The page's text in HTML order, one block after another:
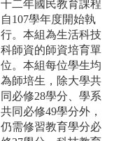
十二年國民教育課程
自107學年度開始執
行。本組為生活科技
科師資的師資培育單
位。本組每位學生均
為師培生，除大學共
同必修28學分、學系
共同必修49學分外，
仍需修習教育學分必